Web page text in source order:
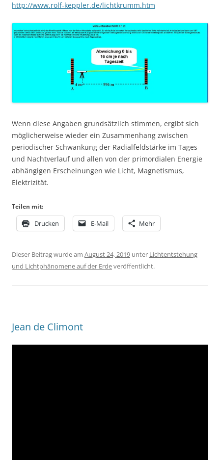
http://www.rolf-keppler.de/lichtkrumm.htm
Wenn diese Angaben grundsätzlich stimmen, ergibt sich
möglicherweise wieder ein Zusammenhang zwischen
periodischer Schwankung der Radialfeldstärke im Tages-
und Nachtverlauf und allen von der primordialen Energie
abhängigen Erscheinungen wie Licht, Magnetismus,
Elektrizität.
Teilen mit:
Drucken E-Mail Mehr
Dieser Beitrag wurde am August 24, 2019 unter Lichtentstehung
und Lichtphänomene auf der Erdeveröffentlicht.
Jean de Climont